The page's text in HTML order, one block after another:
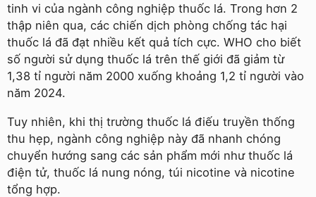
tinh vi của ngành công nghiệp thuốc lá. Trong hơn 2
thập niên qua, các chiến dịch phòng chống tác hại
thuốc lá đã đạt nhiều kết quả tích cực. WHO cho biết
số người sử dụng thuốc lá trên thế giới đã giảm từ
1,38 tỉ người năm 2000 xuống khoảng 1,2 tỉ người vào
năm 2024.
Tuy nhiên, khi thị trường thuốc lá điếu truyền thống
thu hẹp, ngành công nghiệp này đã nhanh chóng
chuyển hướng sang các sản phẩm mới như thuốc lá
điện tử, thuốc lá nung nóng, túi nicotine và nicotine
tổng hợp.